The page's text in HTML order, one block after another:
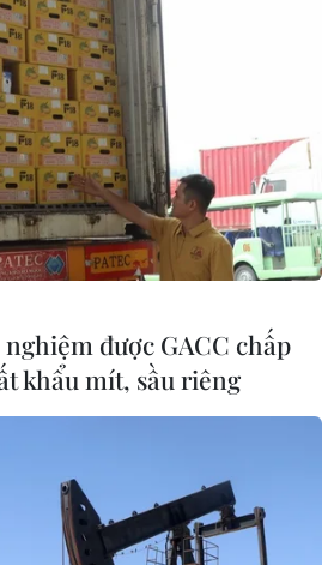
ngày đêm.
(TTXVN/Vietnam+)
#Hài cốt liệt sỹ
được GACC chấp
khẩu mít, sầu riêng